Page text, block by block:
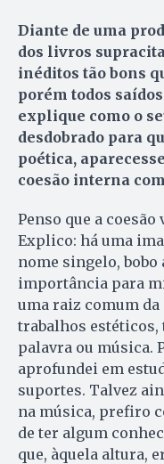
Diante de uma
dos livros
inéditos tão bons
porém todos
explique como o
desdobrado para
poética,
coesão interna
Penso que a
Explico: há uma
nome singelo, bobo
importância para
uma raiz comum
trabalhos estéticos,
palavra ou música.
aprofundei em
suportes. Talvez
na música, prefiro
de ter algum
que, àquela altura,